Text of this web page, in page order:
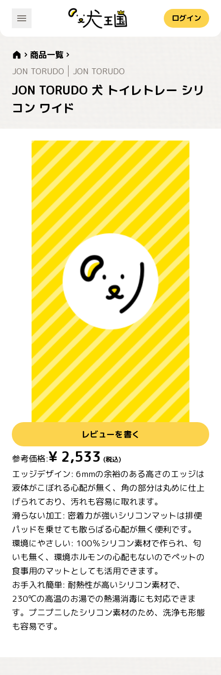
ログイン
商品一覧
JON TORUDO
JON TORUDO
JON TORUDO 犬 トイレトレー シリ
コン ワイド
レビューを書く
参考価格:¥ 2,533 (税込)
エッジデザイン: 6mmの余裕のある高さのエッジは
液体がこぼれる心配が無く、角の部分は丸めに仕上
げられており、汚れも容易に取れます。
滑らない加工: 密着力が強いシリコンマットは排便
パッドを乗せても散らばる心配が無く便利です。
環境にやさしい: 100％シリコン素材で作られ、匂
いも無く、環境ホルモンの心配もないのでペットの
食事用のマットとしても活用できます。
お手入れ簡単: 耐熱性が高いシリコン素材で、
230℃の高温のお湯での熱湯消毒にも対応できま
す。プニプニしたシリコン素材のため、洗浄も形態
も容易です。